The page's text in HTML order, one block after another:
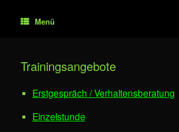
Menü
Trainingsangebote
Erstgespräch / Verhaltensberatung
Einzelstunde